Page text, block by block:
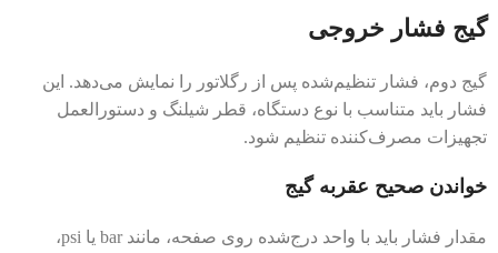
گیج فشار خروجی
گیج دوم، فشار تنظیم‌شده پس از رگلاتور را نمایش می‌دهد. این
فشار باید متناسب با نوع دستگاه، قطر شیلنگ و دستورالعمل
تجهیزات مصرف‌کننده تنظیم شود.
خواندن صحیح عقربه گیج
مقدار فشار باید با واحد درج‌شده روی صفحه، مانند bar یا psi،